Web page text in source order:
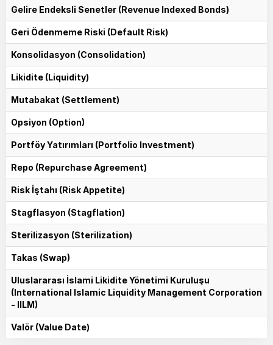
Gelire Endeksli Senetler (Revenue Indexed Bonds)
Geri Ödenmeme Riski (Default Risk)
Konsolidasyon (Consolidation)
Likidite (Liquidity)
Mutabakat (Settlement)
Opsiyon (Option)
Portföy Yatırımları (Portfolio Investment)
Repo (Repurchase Agreement)
Risk İştahı (Risk Appetite)
Stagflasyon (Stagflation)
Sterilizasyon (Sterilization)
Takas (Swap)
Uluslararası İslami Likidite Yönetimi Kuruluşu
(International Islamic Liquidity Management Corporation
- IILM)
Valör (Value Date)